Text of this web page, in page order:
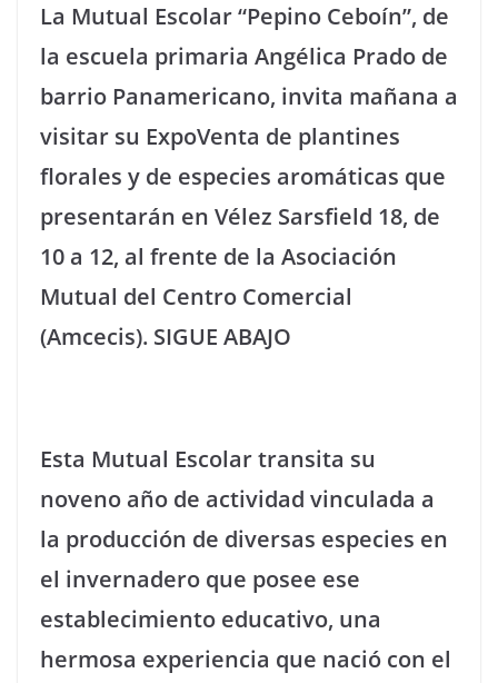
La Mutual Escolar “Pepino Ceboín”, de
la escuela primaria Angélica Prado de
barrio Panamericano, invita mañana a
visitar su ExpoVenta de plantines
florales y de especies aromáticas que
presentarán en Vélez Sarsfield 18, de
10 a 12, al frente de la Asociación
Mutual del Centro Comercial
(Amcecis). SIGUE ABAJO
Esta Mutual Escolar transita su
noveno año de actividad vinculada a
la producción de diversas especies en
el invernadero que posee ese
establecimiento educativo, una
hermosa experiencia que nació con el